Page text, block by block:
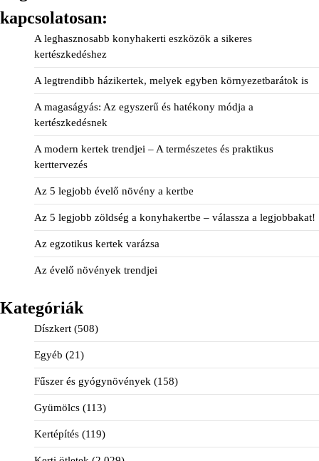
kapcsolatosan:
A leghasznosabb konyhakerti eszközök a sikeres
kertészkedéshez
A legtrendibb házikertek, melyek egyben környezetbarátok is
A magaságyás: Az egyszerű és hatékony módja a
kertészkedésnek
A modern kertek trendjei – A természetes és praktikus
kerttervezés
Az 5 legjobb évelő növény a kertbe
Az 5 legjobb zöldség a konyhakertbe – válassza a legjobbakat!
Az egzotikus kertek varázsa
Az évelő növények trendjei
Kategóriák
Díszkert (508)
Egyéb (21)
Fűszer és gyógynövények (158)
Gyümölcs (113)
Kertépítés (119)